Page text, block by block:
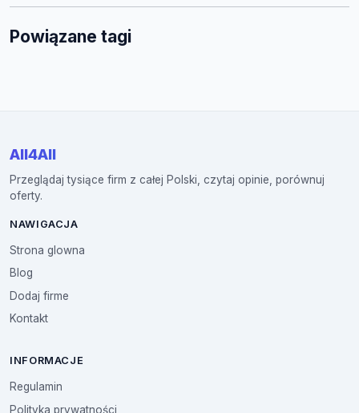
Powiązane tagi
All4All
Przeglądaj tysiące firm z całej Polski, czytaj opinie, porównuj
oferty.
NAWIGACJA
Strona glowna
Blog
Dodaj firme
Kontakt
INFORMACJE
Regulamin
Polityka prywatności